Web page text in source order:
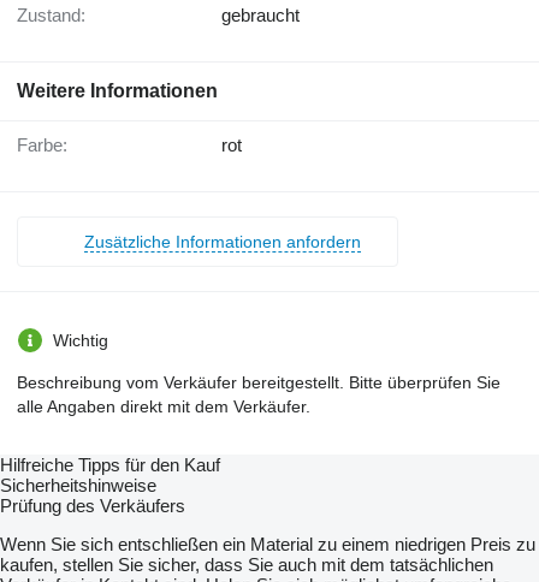
Zustand: gebraucht
Weitere Informationen
Farbe: rot
Zusätzliche Informationen anfordern
Wichtig
Beschreibung vom Verkäufer bereitgestellt. Bitte überprüfen Sie
alle Angaben direkt mit dem Verkäufer.
Hilfreiche Tipps für den Kauf
Sicherheitshinweise
Prüfung des Verkäufers
Wenn Sie sich entschließen ein Material zu einem niedrigen Preis zu
kaufen, stellen Sie sicher, dass Sie auch mit dem tatsächlichen